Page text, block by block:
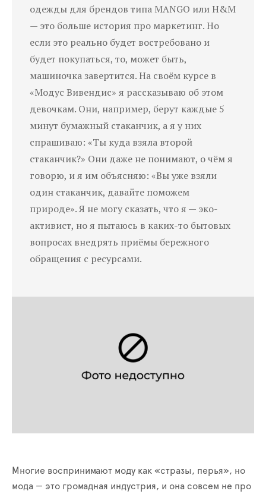
одежды для брендов типа MANGO или H&M
— это больше история про маркетинг. Но
если это реально будет востребовано и
будет покупаться, то, может быть,
машиночка завертится. На своём курсе в
«Модус Вивендис» я рассказываю об этом
девочкам. Они, например, берут каждые 5
минут бумажный стаканчик, а я у них
спрашиваю: «Ты куда взяла второй
стаканчик?» Они даже не понимают, о чём я
говорю, и я им объясняю: «Вы уже взяли
один стаканчик, давайте поможем
природе». Я не могу сказать, что я — эко-
активист, но я пытаюсь в каких-то бытовых
вопросах внедрять приёмы бережного
обращения с ресурсами.
Многие воспринимают моду как «стразы, перья», но
мода — это громадная индустрия, и она совсем не про